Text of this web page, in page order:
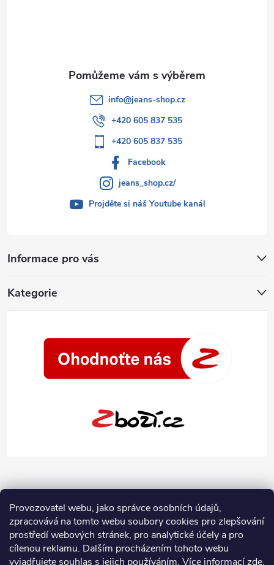
Provozovatel webu, jako správce osobních údajů,
zpracovává na tomto webu soubory cookies pro zlepšování
prostředí webových stránek, pro analytické účely a pro
cílenou reklamu. Dalším procházením tohoto webu
vyjadřujete souhlas s jejich používáním. Více informacízde.
Informace pro vás
Kategorie
info@jeans-shop.cz
+420 605 837 535
+420 605 837 535
Facebook
jeans_shop.cz/
Projděte si náš Youtube kanál